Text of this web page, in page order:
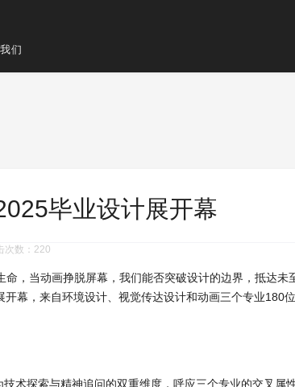
们
毕业设计展开幕
数：220
命，当动画挣脱屏幕，我们能否突破设计的边界，抵达
幕，来自环境设计、视觉传达设计和动画三个专业180
技术探索与精神追问的双重维度，呼应三个专业的交叉属